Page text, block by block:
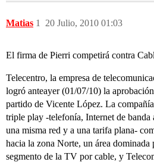
Matias 20 Julio, 2010 01:03
1
El firma de Pierri competirá contra
Telecentro, la empresa de
logró anteayer (01/07/10) la
partido de Vicente López. La
triple play -telefonía, Internet de
una misma red y a una tarifa plana-
hacia la zona Norte, un área
segmento de la TV por cable, y